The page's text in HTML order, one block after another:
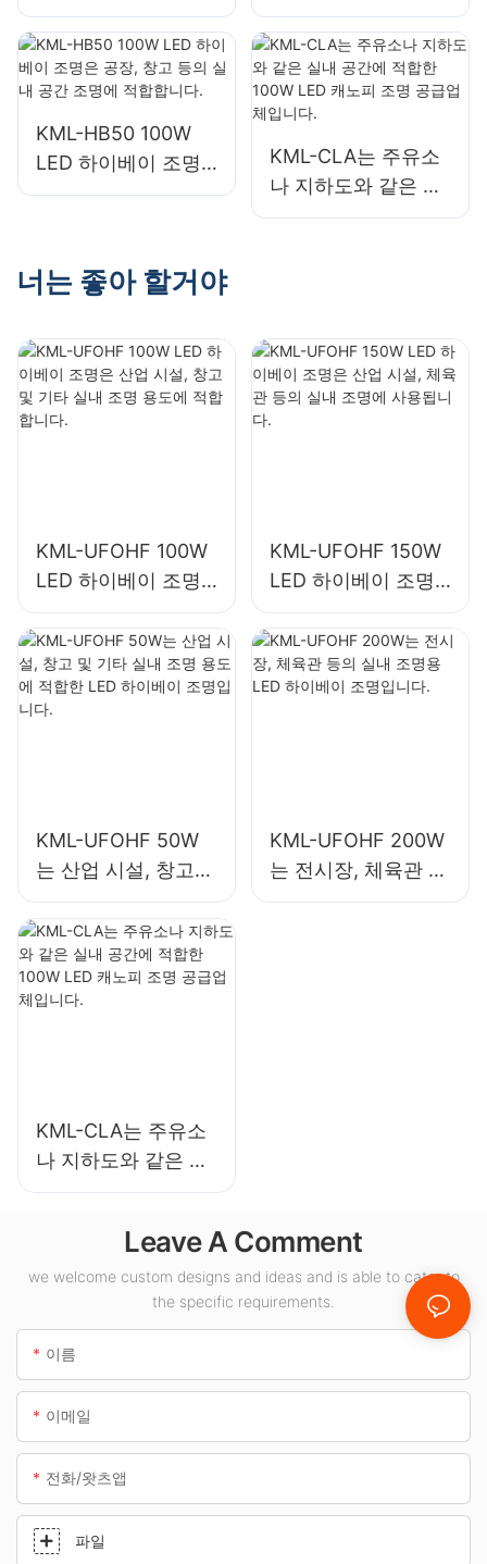
은 공장, 창고 등의
실내 공간 조명에 적
합합니다.
은 공장, 창고 등의
실내 공간 조명에 적
합합니다.
KML-HB50 100W
LED 하이베이 조명
은 공장, 창고 등의
KML-CLA는 주유소
나 지하도와 같은 실
내 공간에 적합한
너는 좋아 할거야
KML-UFOHF 100W
LED 하이베이 조명
은 산업 시설, 창고
및 기타 실내 조명 용
도에 적합합니다.
KML-UFOHF 150W
LED 하이베이 조명
은 산업 시설, 체육관
등의 실내 조명에 사
용됩니다.
KML-UFOHF 50W
는 산업 시설, 창고
및 기타 실내 조명 용
도에 적합한 LED 하
이베이 조명입니다.
KML-UFOHF 200W
는 전시장, 체육관 등
의 실내 조명용 LED
KML-CLA는 주유소
나 지하도와 같은 실
내 공간에 적합한
조명 공급업체입니
다.
Leave A Comment
we welcome custom designs and ideas and is able to cater to
the specific requirements.
이름
이메일
전화/왓츠앱
파일